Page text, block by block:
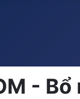
- Bổ